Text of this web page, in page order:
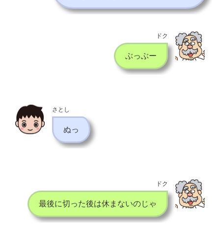
ドク
ぶっぶー
さとし
ぬっ
ドク
最後に切った後は休まないのじゃ